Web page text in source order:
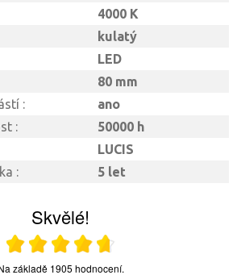
4000 K
kulatý
LED
80 mm
:
ano
:
50000 h
LUCIS
:
5 let